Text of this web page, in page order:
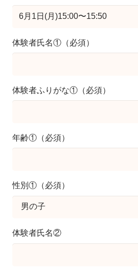
体験者氏名①（必須）
体験者ふりがな①（必須）
年齢①（必須）
性別①（必須）
体験者氏名②